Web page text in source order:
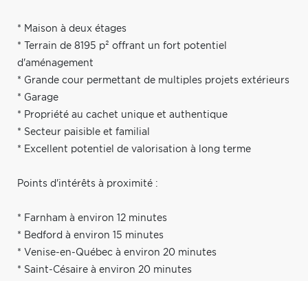
* Maison à deux étages
* Terrain de 8195 p² offrant un fort potentiel
d'aménagement
* Grande cour permettant de multiples projets extérieurs
* Garage
* Propriété au cachet unique et authentique
* Secteur paisible et familial
* Excellent potentiel de valorisation à long terme
Points d'intérêts à proximité :
* Farnham à environ 12 minutes
* Bedford à environ 15 minutes
* Venise-en-Québec à environ 20 minutes
* Saint-Césaire à environ 20 minutes